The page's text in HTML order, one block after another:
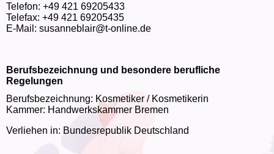
Telefon: +49 421 69205433
Telefax: +49 421 69205435
E-Mail: susanneblair@t-online.de
Berufsbezeichnung und besondere berufliche
Regelungen
Berufsbezeichnung: Kosmetiker / Kosmetikerin
Kammer: Handwerkskammer Bremen
Verliehen in: Bundesrepublik Deutschland